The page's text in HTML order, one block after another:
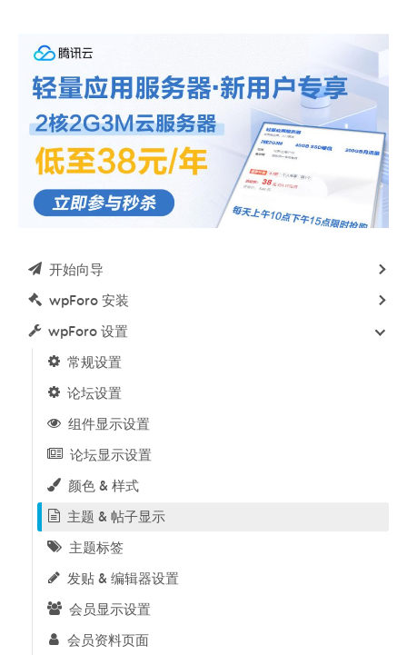
开始向导
wpForo 安装
wpForo 设置
常规设置
论坛设置
组件显示设置
论坛显示设置
颜色 & 样式
主题 & 帖子显示
主题标签
发贴 & 编辑器设置
会员显示设置
会员资料页面